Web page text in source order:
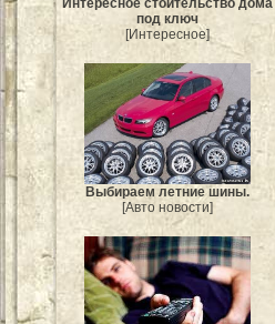
Интересное стоительство дома
под ключ
[Интересное]
Выбираем летние шины.
[Авто новости]